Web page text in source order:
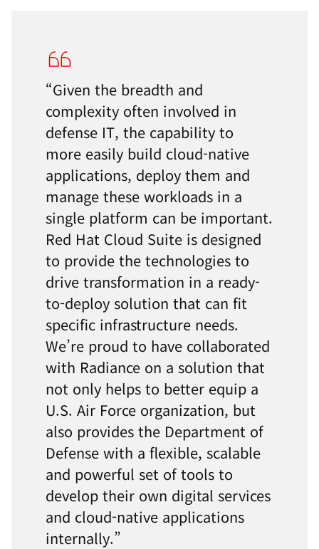
“Given the breadth and
complexity often involved in
defense IT, the capability to
more easily build cloud-native
applications, deploy them and
manage these workloads in a
single platform can be important.
Red Hat Cloud Suite is designed
to provide the technologies to
drive transformation in a ready-
to-deploy solution that can fit
specific infrastructure needs.
We’re proud to have collaborated
with Radiance on a solution that
not only helps to better equip a
U.S. Air Force organization, but
also provides the Department of
Defense with a flexible, scalable
and powerful set of tools to
develop their own digital services
and cloud-native applications
internally.”